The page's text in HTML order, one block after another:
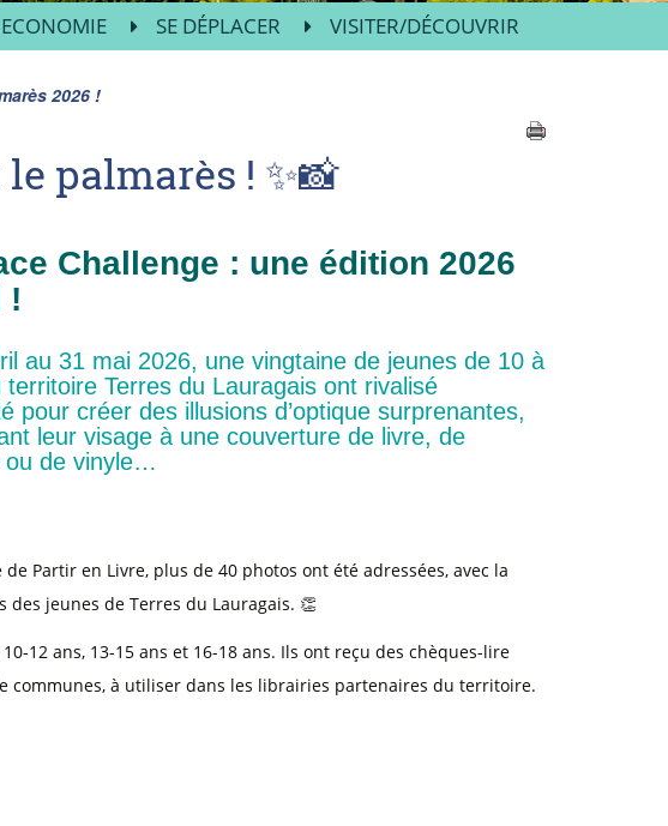
ECONOMIE SE DÉPLACER VISITER/DÉCOUVRIR
2026 !
palmarès ! ✨📸
Challenge : une édition 2026
!
au 31 mai 2026, une vingtaine de jeunes de 10 à
territoire Terres du Lauragais ont rivalisé
pour créer des illusions d’optique surprenantes,
leur visage à une couverture de livre, de
ou de vinyle…
Partir en Livre, plus de 40 photos ont été adressées, avec la
jeunes de Terres du Lauragais. 👏
12 ans, 13-15 ans et 16-18 ans. Ils ont reçu des chèques-lire
à utiliser dans les librairies partenaires du territoire.